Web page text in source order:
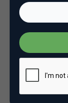
Weet niet
je een
je ook je
van een
creatie van
Als je wat
ga je tegen